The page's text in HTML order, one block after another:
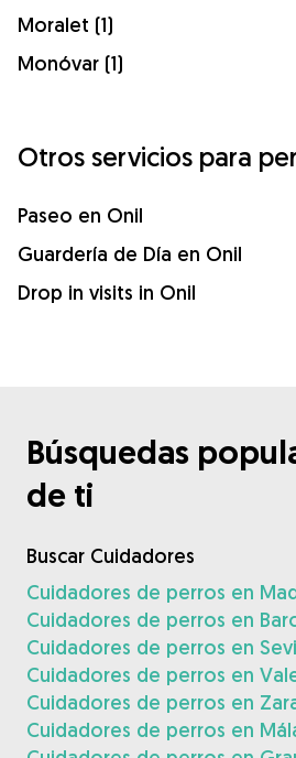
Moralet (1)
Monóvar (1)
Otros servicios para
Paseo en Onil
Guardería de Día en Onil
Drop in visits in Onil
Búsquedas
de ti
Buscar Cuidadores
Cuidadores de perros en
Cuidadores de perros en
Cuidadores de perros en
Cuidadores de perros en
Cuidadores de perros en
Cuidadores de perros en